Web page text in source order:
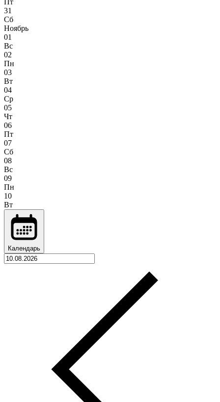
Пт
31
Сб
Ноябрь
01
Вс
02
Пн
03
Вт
04
Ср
05
Чт
06
Пт
07
Сб
08
Вс
09
Пн
10
Вт
Календарь